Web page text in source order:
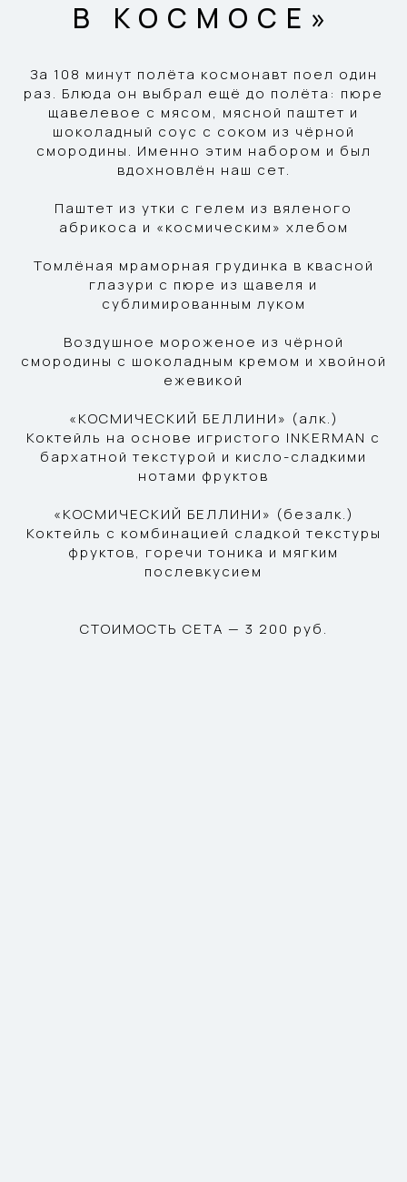
В КОСМОСЕ»
За 108 минут полёта космонавт поел один
раз. Блюда он выбрал ещё до полёта: пюре
щавелевое с мясом, мясной паштет и
шоколадный соус с соком из чёрной
смородины. Именно этим набором и был
вдохновлён наш сет.
Паштет из утки с гелем из вяленого
абрикоса и «космическим» хлебом
Томлёная мраморная грудинка в квасной
глазури с пюре из щавеля и
сублимированным луком
Воздушное мороженое из чёрной
смородины с шоколадным кремом и хвойной
ежевикой
«КОСМИЧЕСКИЙ БЕЛЛИНИ» (алк.)
Коктейль на основе игристого INKERMAN с
бархатной текстурой и кисло-сладкими
нотами фруктов
«КОСМИЧЕСКИЙ БЕЛЛИНИ» (безалк.)
Коктейль с комбинацией сладкой текстуры
фруктов, горечи тоника и мягким
послевкусием
СТОИМОСТЬ СЕТА — 3 200 руб.